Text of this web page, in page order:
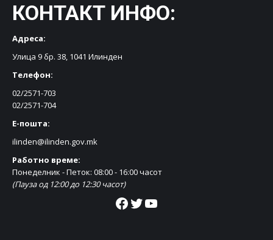
КОНТАКТ ИНФО:
Адреса:
Улица 9 бр. 38, 1041 Илинден
Телефон:
02/2571-703
02/2571-704
Е-пошта:
ilinden@ilinden.gov.mk
Работно време:
Понеделник - Петок: 08:00 - 16:00 часот
(Пауза од 12:00 до 12:30 часот)
Facebook Twitter YouTube